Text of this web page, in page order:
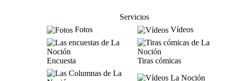
Servicios
Fotos
Vídeos
Encuesta Tiras cómicas